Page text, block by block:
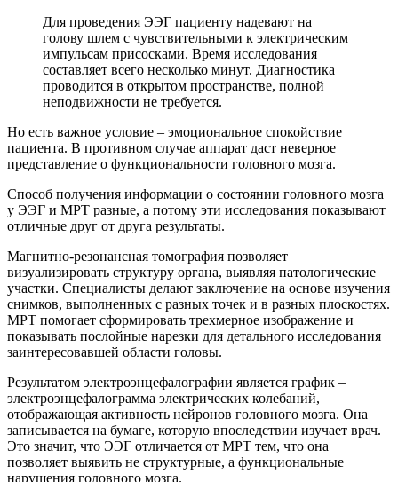
Для проведения ЭЭГ пациенту надевают на
голову шлем с чувствительными к электрическим
импульсам присосками. Время исследования
составляет всего несколько минут. Диагностика
проводится в открытом пространстве, полной
неподвижности не требуется.
Но есть важное условие – эмоциональное спокойствие
пациента. В противном случае аппарат даст неверное
представление о функциональности головного мозга.
Способ получения информации о состоянии головного мозга
у ЭЭГ и МРТ разные, а потому эти исследования показывают
отличные друг от друга результаты.
Магнитно-резонансная томография позволяет
визуализировать структуру органа, выявляя патологические
участки. Специалисты делают заключение на основе изучения
снимков, выполненных с разных точек и в разных плоскостях.
МРТ помогает сформировать трехмерное изображение и
показывать послойные нарезки для детального исследования
заинтересовавшей области головы.
Результатом электроэнцефалографии является график –
электроэнцефалограмма электрических колебаний,
отображающая активность нейронов головного мозга. Она
записывается на бумаге, которую впоследствии изучает врач.
Это значит, что ЭЭГ отличается от МРТ тем, что она
позволяет выявить не структурные, а функциональные
нарушения головного мозга.